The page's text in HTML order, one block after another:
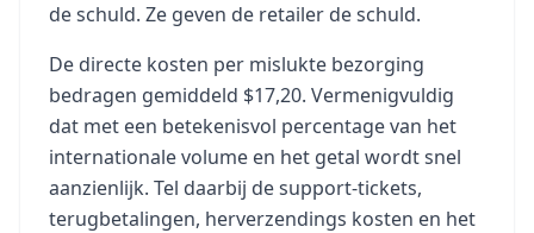
de schuld. Ze geven de retailer de schuld.
De directe kosten per mislukte bezorging
bedragen gemiddeld $17,20. Vermenigvuldig
dat met een betekenisvol percentage van het
internationale volume en het getal wordt snel
aanzienlijk. Tel daarbij de support-tickets,
terugbetalingen, herverzendings kosten en het